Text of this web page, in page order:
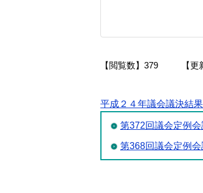
【閲覧数】 379 【更
平成２４年議会議決結
第372回議会定例
第368回議会定例